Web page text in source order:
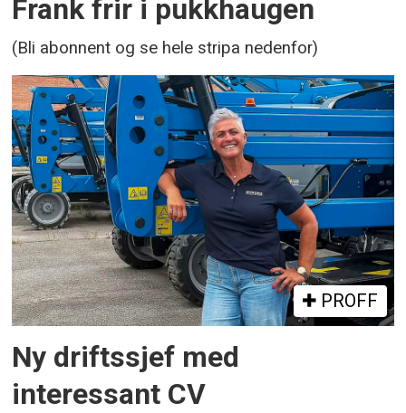
Frank frir i pukkhaugen
(Bli abonnent og se hele stripa nedenfor)
PROFF
Ny driftssjef med
interessant CV